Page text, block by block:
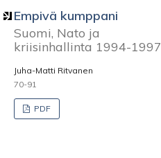
Empivä kumppani
Suomi, Nato ja
kriisinhallinta 1994-1997
Juha-Matti Ritvanen
70-91
PDF